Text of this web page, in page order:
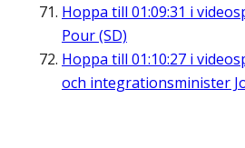
Hoppa till 01:09:31 i
Pour (SD)
Hoppa till 01:10:27 i
och integrationsminister